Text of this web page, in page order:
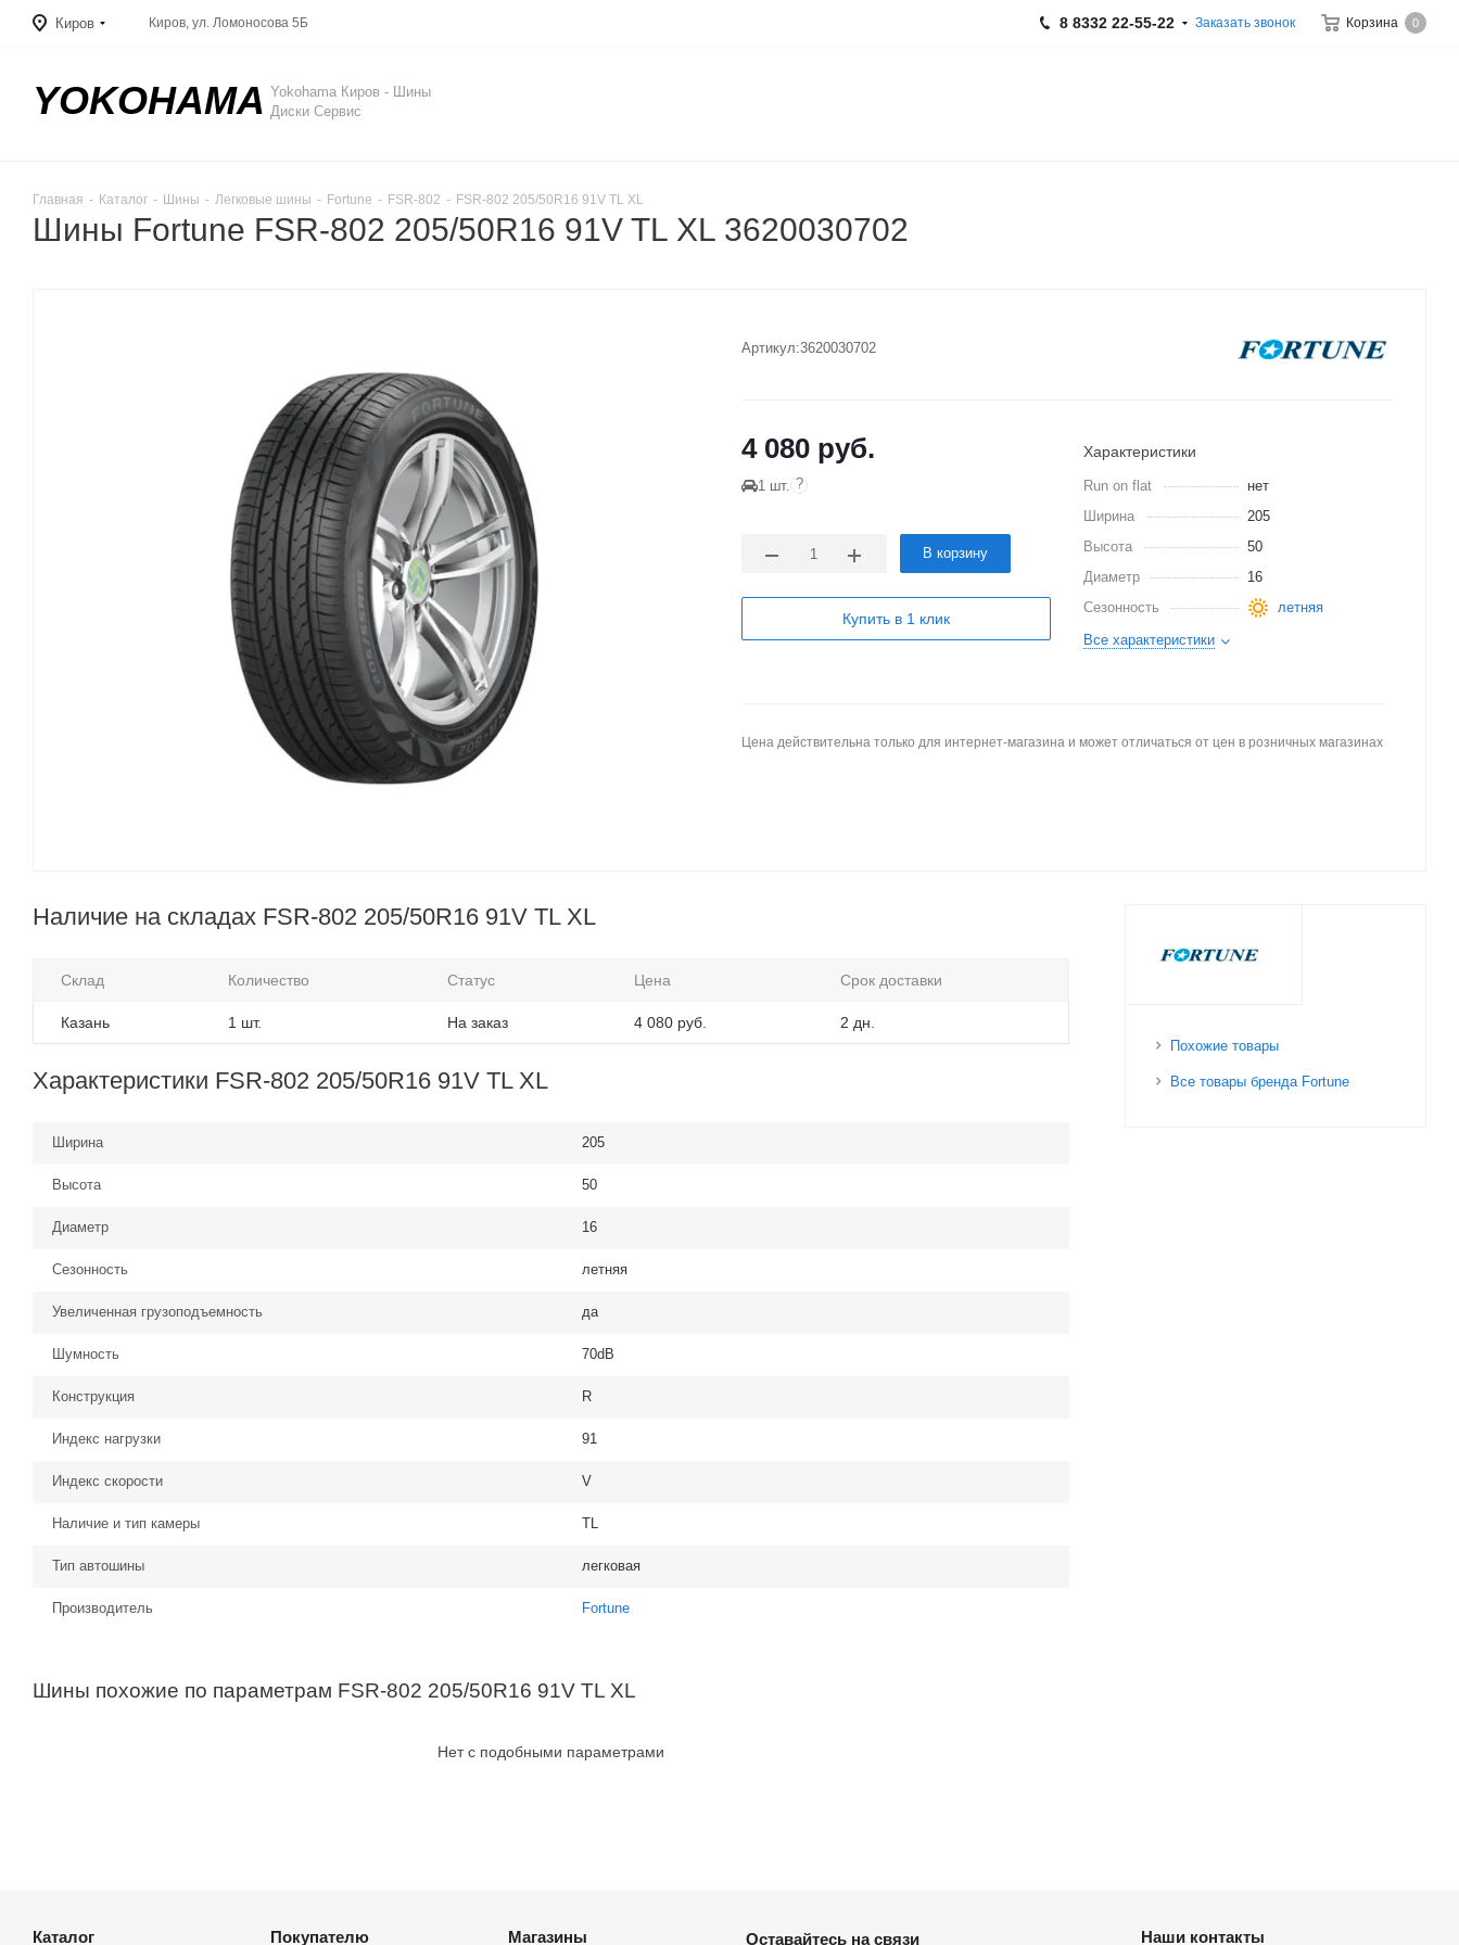
Киров Корзина 0
Киров, ул. Ломоносова 5Б 8 8332 22-55-22 Заказать звонок
YOKOHAMA Yokohama Киров - Шины
Диски Сервис
Главная - Каталог - Шины - Легковые шины - Fortune - FSR-802 - FSR-802 205/50R16 91V TL XL
Шины Fortune FSR-802 205/50R16 91V TL XL 3620030702
Артикул:3620030702
4 080 руб.
1 шт. ?
В корзину
Купить в 1 клик
Характеристики
Run on flat
нет
Ширина
205
Высота
50
Диаметр
16
Сезонность
летняя
Все характеристики
Цена действительна только для интернет-магазина и может отличаться от цен в розничных магазинах
Наличие на складах FSR-802 205/50R16 91V TL XL
Склад Количество Статус Цена Срок доставки
Казань 1 шт. На заказ 4 080 руб. 2 дн.
Характеристики FSR-802 205/50R16 91V TL XL
Ширина 205
Высота 50
Диаметр 16
Сезонность летняя
Увеличенная грузоподъемность да
Шумность 70dB
Конструкция R
Индекс нагрузки 91
Индекс скорости V
Наличие и тип камеры TL
Тип автошины легковая
Производитель Fortune
Шины похожие по параметрам FSR-802 205/50R16 91V TL XL
Нет с подобными параметрами
Похожие товары
Все товары бренда Fortune
Каталог Покупателю Магазины Оставайтесь на связи Наши контакты